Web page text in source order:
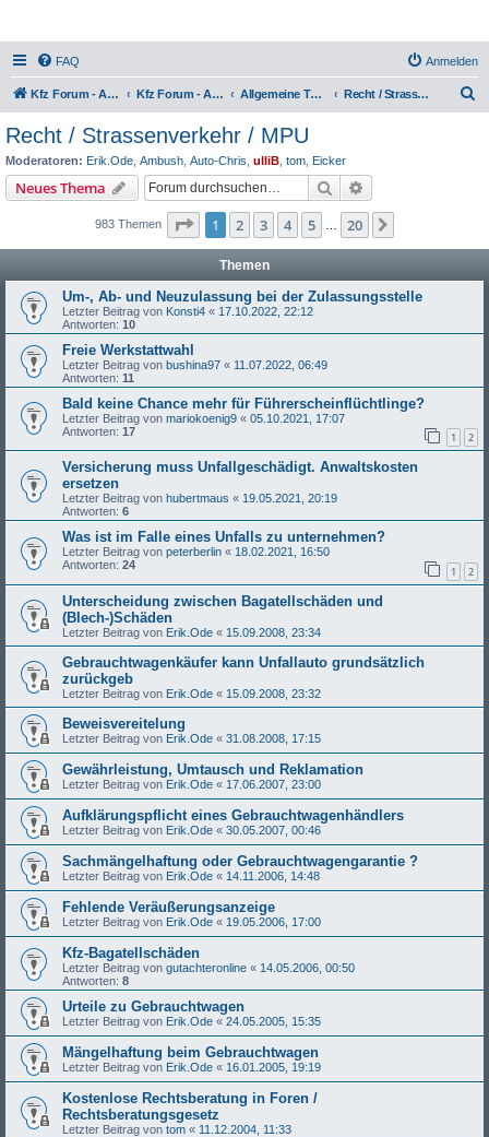
FAQ Anmelden
Kfz Forum - Auto, Motorrad und LKW Kfz Forum - Auto, Motorrad und LKW Allgemeine Themen rund ums Kfz Recht / Strassenverkehr / MPU
Recht / Strassenverkehr / MPU
Moderatoren: Erik.Ode Ambush Auto-Chris ulliB tom Eicker
Neues Thema Suche
983 Themen Seite 1von 20
1 2 3 4 5 20
Themen
Um-, Ab- und Neuzulassung bei der Zulassungsstelle
Letzter Beitrag von Konsti4 « 17.10.2022, 22:12
Antworten: 10
Freie Werkstattwahl
Letzter Beitrag von bushina97 « 11.07.2022, 06:49
Antworten: 11
Bald keine Chance mehr für Führerscheinflüchtlinge?
Letzter Beitrag von mariokoenig9 « 05.10.2021, 17:07
Antworten: 17 1 2
Versicherung muss Unfallgeschädigt. Anwaltskosten
ersetzen
Letzter Beitrag von hubertmaus « 19.05.2021, 20:19
Antworten: 6
Was ist im Falle eines Unfalls zu unternehmen?
Letzter Beitrag von peterberlin « 18.02.2021, 16:50
Antworten: 24 1 2
Unterscheidung zwischen Bagatellschäden und
(Blech-)Schäden
Letzter Beitrag von Erik.Ode « 15.09.2008, 23:34
Gebrauchtwagenkäufer kann Unfallauto grundsätzlich
zurückgeb
Letzter Beitrag von Erik.Ode « 15.09.2008, 23:32
Beweisvereitelung
Letzter Beitrag von Erik.Ode « 31.08.2008, 17:15
Gewährleistung, Umtausch und Reklamation
Letzter Beitrag von Erik.Ode « 17.06.2007, 23:00
Aufklärungspflicht eines Gebrauchtwagenhändlers
Letzter Beitrag von Erik.Ode « 30.05.2007, 00:46
Sachmängelhaftung oder Gebrauchtwagengarantie ?
Letzter Beitrag von Erik.Ode « 14.11.2006, 14:48
Fehlende Veräußerungsanzeige
Letzter Beitrag von Erik.Ode « 19.05.2006, 17:00
Kfz-Bagatellschäden
Letzter Beitrag von gutachteronline « 14.05.2006, 00:50
Antworten: 8
Urteile zu Gebrauchtwagen
Letzter Beitrag von Erik.Ode « 24.05.2005, 15:35
Mängelhaftung beim Gebrauchtwagen
Letzter Beitrag von Erik.Ode « 16.01.2005, 19:19
Kostenlose Rechtsberatung in Foren /
Rechtsberatungsgesetz
Letzter Beitrag von tom « 11.12.2004, 11:33